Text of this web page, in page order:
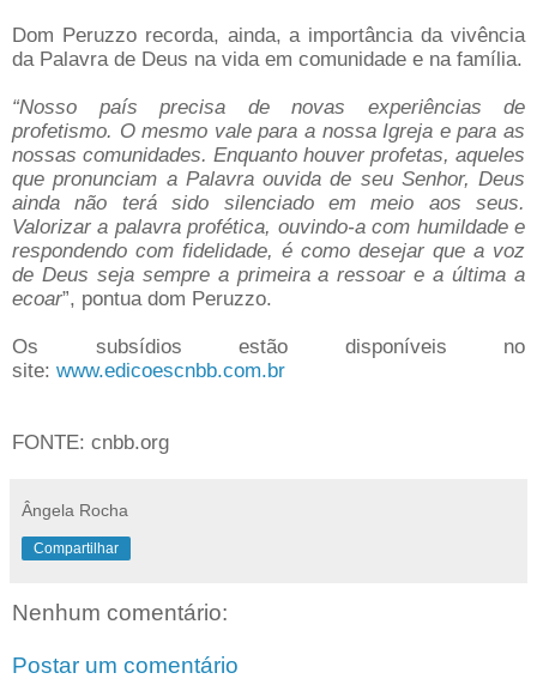
Dom Peruzzo recorda, ainda, a importância da vivência
da Palavra de Deus na vida em comunidade e na família.
“Nosso país precisa de novas experiências de
profetismo. O mesmo vale para a nossa Igreja e para as
nossas comunidades. Enquanto houver profetas, aqueles
que pronunciam a Palavra ouvida de seu Senhor, Deus
ainda não terá sido silenciado em meio aos seus.
Valorizar a palavra profética, ouvindo-a com humildade e
respondendo com fidelidade, é como desejar que a voz
de Deus seja sempre a primeira a ressoar e a última a
ecoar”, pontua dom Peruzzo.
Os subsídios estão disponíveis no
site: www.edicoescnbb.com.br
FONTE: cnbb.org
Ângela Rocha
Compartilhar
Nenhum comentário:
Postar um comentário